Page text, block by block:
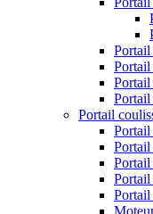
Portail
Portail
Portail
Portail
Portail
Portail
Portail
Portail
Portail